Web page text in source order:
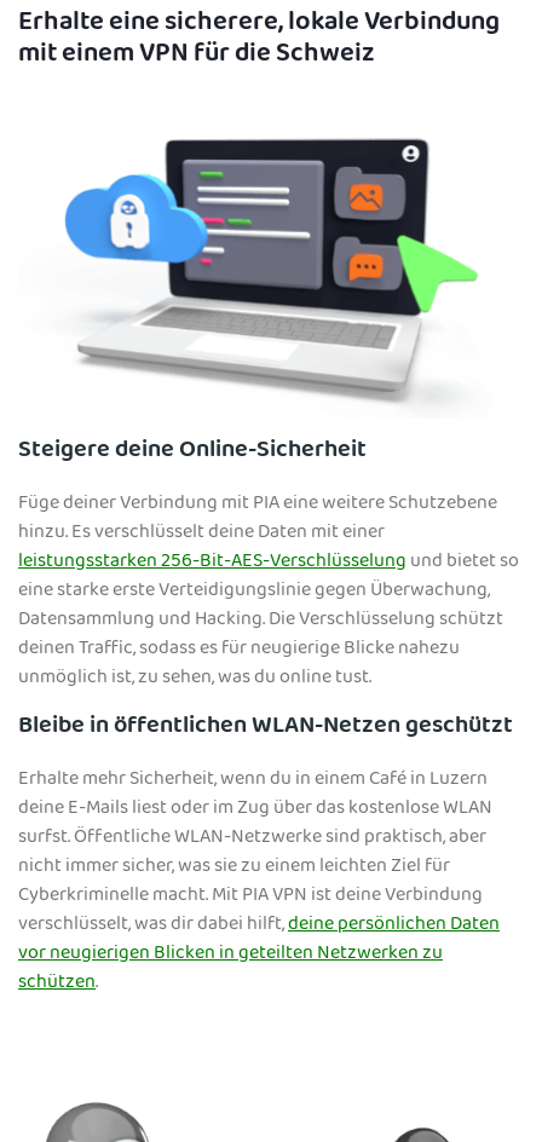
Erhalte eine sicherere, lokale Verbindung
mit einem VPN für die Schweiz
Steigere deine Online-Sicherheit
Füge deiner Verbindung mit PIA eine weitere Schutzebene
hinzu. Es verschlüsselt deine Daten mit einer
leistungsstarken 256-Bit-AES-Verschlüsselungund bietet so
eine starke erste Verteidigungslinie gegen Überwachung,
Datensammlung und Hacking. Die Verschlüsselung schützt
deinen Traffic, sodass es für neugierige Blicke nahezu
unmöglich ist, zu sehen, was du online tust.
Bleibe in öffentlichen WLAN-Netzen geschützt
Erhalte mehr Sicherheit, wenn du in einem Café in Luzern
deine E-Mails liest oder im Zug über das kostenlose WLAN
surfst. Öffentliche WLAN-Netzwerke sind praktisch, aber
nicht immer sicher, was sie zu einem leichten Ziel für
Cyberkriminelle macht. Mit PIA VPN ist deine Verbindung
verschlüsselt, was dir dabei hilft,deine persönlichen Daten
vor neugierigen Blicken in geteilten Netzwerken zu
schützen.